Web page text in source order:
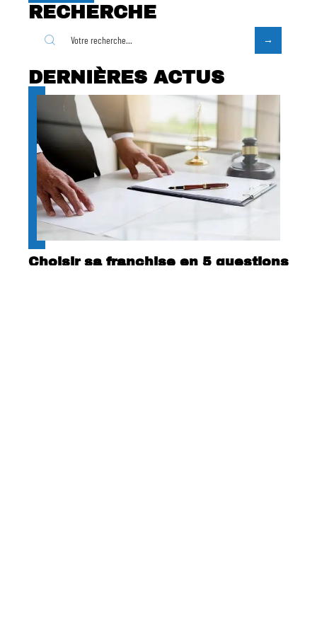
RECHERCHE
DERNIÈRES ACTUS
Choisir sa franchise en 5 questions